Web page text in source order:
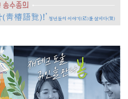
복
사
기 변
경
기
변
경
기